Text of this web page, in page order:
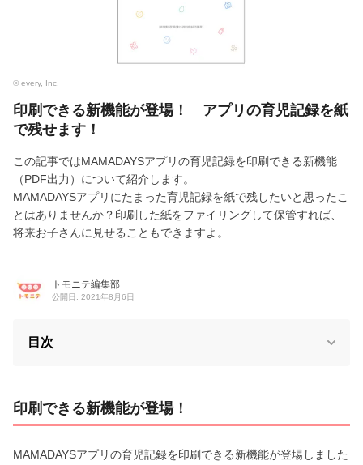
© every, Inc.
印刷できる新機能が登場！ アプリの育児記録を紙
で残せます！
この記事ではMAMADAYSアプリの育児記録を印刷できる新機能
（PDF出力）について紹介します。
MAMADAYSアプリにたまった育児記録を紙で残したいと思ったこ
とはありませんか？印刷した紙をファイリングして保管すれば、
将来お子さんに見せることもできますよ。
トモニテ編集部
公開日: 2021年8月6日
目次
印刷できる新機能が登場！
MAMADAYSアプリの育児記録を印刷できる新機能が登場しました